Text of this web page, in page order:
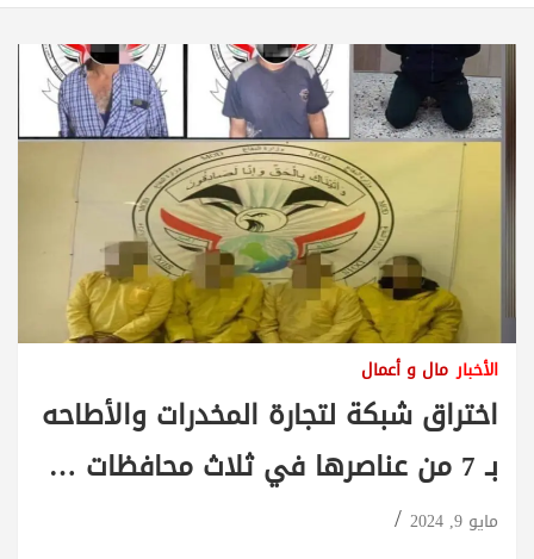
الأخبار مال و أعمال
اختراق شبكة لتجارة المخدرات والأطاحه
بـ 7 من عناصرها في ثلاث محافظات …
مايو 9, 2024